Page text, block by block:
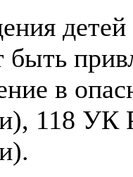
быть
в
118 УК